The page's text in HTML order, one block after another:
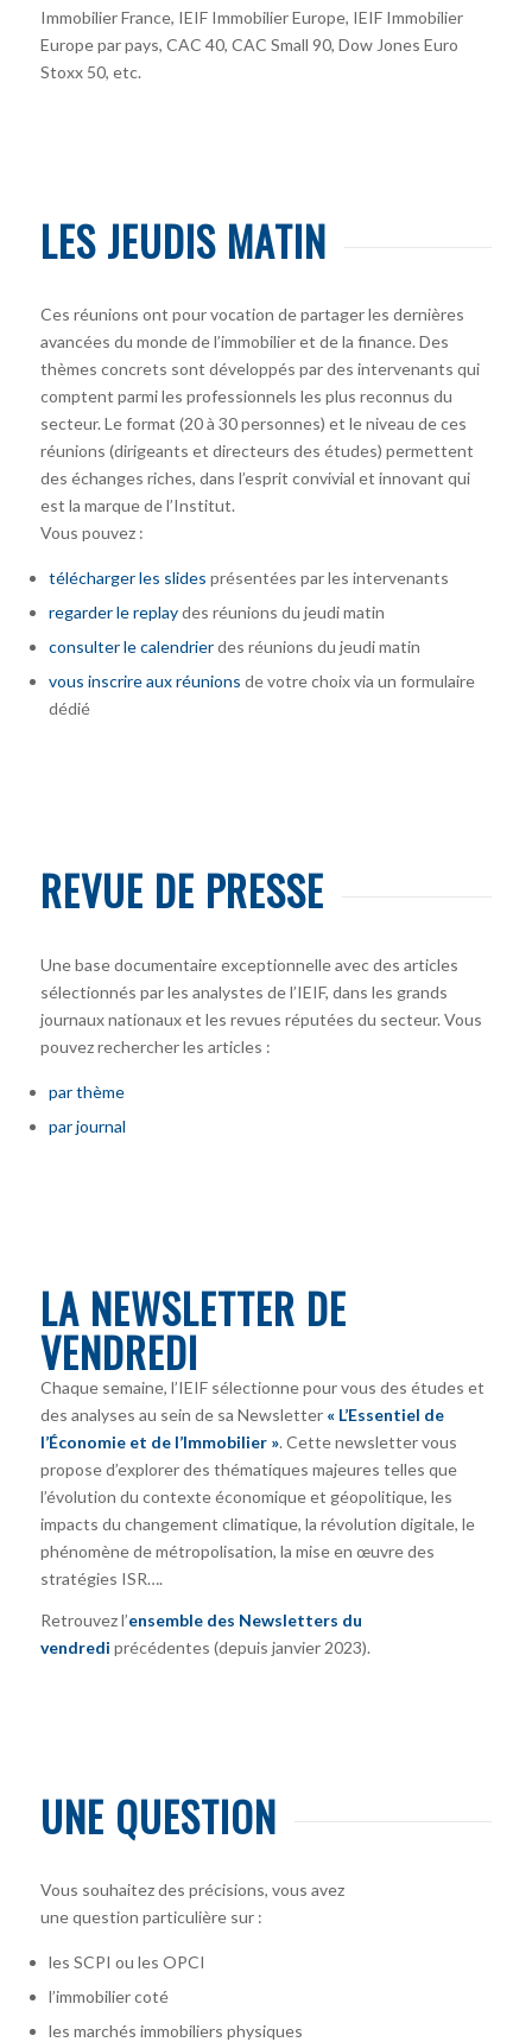
Immobilier France, IEIF Immobilier Europe, IEIF Immobilier
Europe par pays, CAC 40, CAC Small 90, Dow Jones Euro
Stoxx 50, etc.
LES JEUDIS MATIN
Ces réunions ont pour vocation de partager les dernières
avancées du monde de l’immobilier et de la finance. Des
thèmes concrets sont développés par des intervenants qui
comptent parmi les professionnels les plus reconnus du
secteur. Le format (20 à 30 personnes) et le niveau de ces
réunions (dirigeants et directeurs des études) permettent
des échanges riches, dans l’esprit convivial et innovant qui
est la marque de l’Institut.
Vous pouvez :
télécharger les slides présentées par les intervenants
regarder le replaydes réunions du jeudi matin
consulter le calendrierdes réunions du jeudi matin
vous inscrire aux réunions de votre choix via un formulaire
dédié
REVUE DE PRESSE
Une base documentaire exceptionnelle avec des articles
sélectionnés par les analystes de l’IEIF, dans les grands
journaux nationaux et les revues réputées du secteur. Vous
pouvez rechercher les articles :
par thème
par journal
LA NEWSLETTER DE
VENDREDI
Chaque semaine, l’IEIF sélectionne pour vous des études et
des analyses au sein de sa Newsletter « L’Essentiel de
l’Économie et de l’Immobilier ». Cette newsletter vous
propose d’explorer des thématiques majeures telles que
l’évolution du contexte économique et géopolitique, les
impacts du changement climatique, la révolution digitale, le
phénomène de métropolisation, la mise en œuvre des
stratégies ISR….
Retrouvez l’ensemble des Newsletters du
vendredi précédentes (depuis janvier 2023).
UNE QUESTION
Vous souhaitez des précisions, vous avez
une question particulière sur :
les SCPI ou les OPCI
l’immobilier coté
les marchés immobiliers physiques